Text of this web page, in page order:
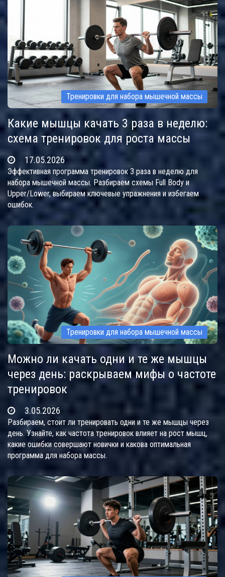
Тренировки для набора мышечной массы
Какие мышцы качать 3 раза в неделю:
схема тренировок для роста массы
17.05.2026
Эффективная программа тренировок 3 раза в неделю для
набора мышечной массы. Разбираем схемы Full Body и
Upper/Lower, выбираем ключевые упражнения и избегаем
ошибок.
Тренировки для набора мышечной массы
Можно ли качать одни и те же мышцы
через день: раскрываем мифы о частоте
тренировок
3.05.2026
Разбираем, стоит ли тренировать одни и те же мышцы через
день. Узнайте, как частота тренировок влияет на рост мышц,
какие ошибки совершают новички и какова оптимальная
программа для набора массы.